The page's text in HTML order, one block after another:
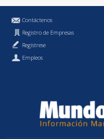
Contáctenos
Registro de Empresas
Regístrese
Empleos